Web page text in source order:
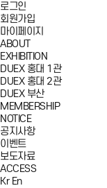
로그인
회원가입
마이페이지
ABOUT
EXHIBITION
DUEX 홍대 1관
DUEX 홍대 2관
DUEX 부산
MEMBERSHIP
NOTICE
공지사항
이벤트
보도자료
ACCESS
Kr En